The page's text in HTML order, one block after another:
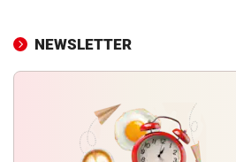
NEWSLETTER